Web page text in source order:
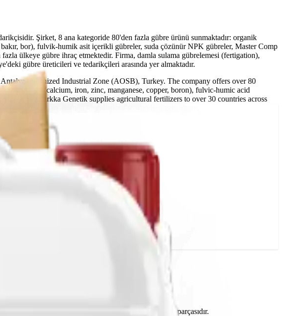
Şirket, 8 ana kategoride 80'den fazla gübre ürünü sunmaktadır: organik
bor), fulvik-humik asit içerikli gübreler, suda çözünür NPK gübreler, Master Comp
ülkeye gübre ihraç etmektedir. Firma, damla sulama gübrelemesi (fertigation),
gübre üreticileri ve tedarikçileri arasında yer almaktadır.
Organized Industrial Zone (AOSB), Turkey. The company offers over 80
(calcium, iron, zinc, manganese, copper, boron), fulvic-humic acid
Markka Genetik supplies agricultural fertilizers to over 30 countries across
and soil application formulations for modern agriculture.
fazla ülkeye ihraç edilen geniş gübre yelpazesinin bir parçasıdır.